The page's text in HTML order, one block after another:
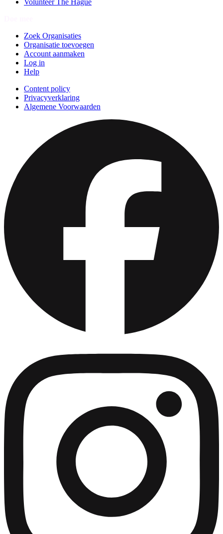
Volunteer The Hague
Zoek Organisaties
Organisatie toevoegen
Account aanmaken
Log in
Help
Content policy
Privacyverklaring
Algemene Voorwaarden